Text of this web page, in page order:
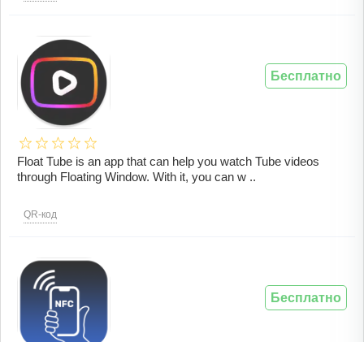
Float Tube is an app that can help you watch Tube videos
through Floating Window. With it, you can w ..
QR-код
Бесплатно
Бесплатно